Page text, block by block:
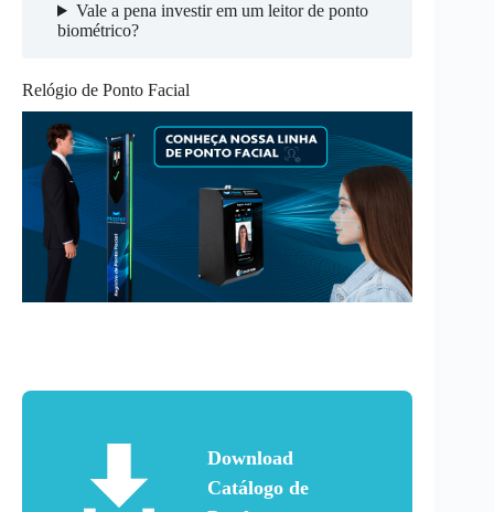
Vale a pena investir em um leitor de ponto
biométrico?
Relógio de Ponto Facial
Download
Catálogo de